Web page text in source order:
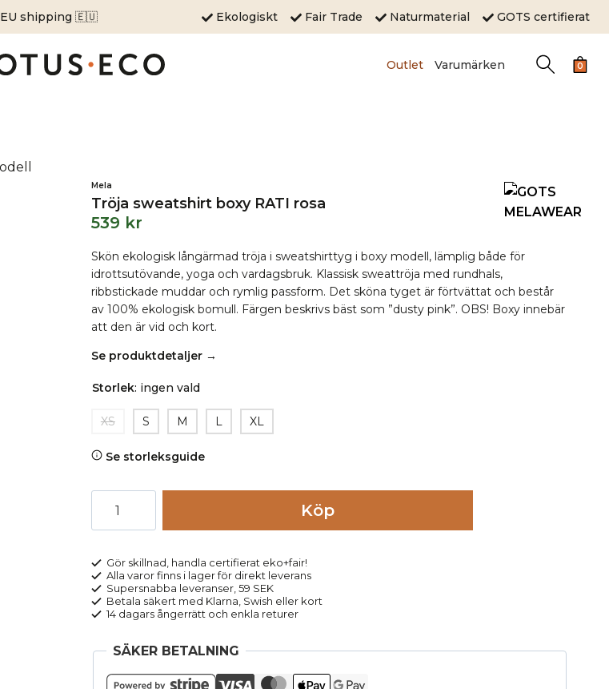
EU shipping 🇪🇺 Ekologiskt Fair Trade Naturmaterial GOTS certifierat
Outlet Varumärken 0
Mela
Tröja sweatshirt boxy RATI rosa
539 kr
Skön ekologisk långärmad tröja i sweatshirttyg i boxy modell, lämplig både för
idrottsutövande, yoga och vardagsbruk. Klassisk sweattröja med rundhals,
ribbstickade muddar och rymlig passform. Det sköna tyget är förtvättat och består
av 100% ekologisk bomull. Färgen beskrivs bäst som ”dusty pink”. OBS! Boxy innebär
att den är vid och kort.
Se produktdetaljer →
Storlek: ingen vald
XS S M L XL
Se storleksguide
sweatshirt
RATI
rosa
mängd
Köp
Gör skillnad, handla certifierat eko+fair!
Alla varor finns i lager för direkt leverans
Supersnabba leveranser, 59 SEK
Betala säkert med Klarna, Swish eller kort
14 dagars ångerrätt och enkla returer
SÄKER BETALNING